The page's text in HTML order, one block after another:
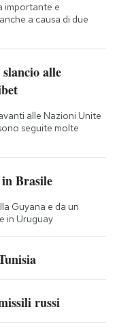
importante e
a causa di due
alle
alle Nazioni Unite
seguite molte
Brasile
Guyana e da un
in Uruguay
russi